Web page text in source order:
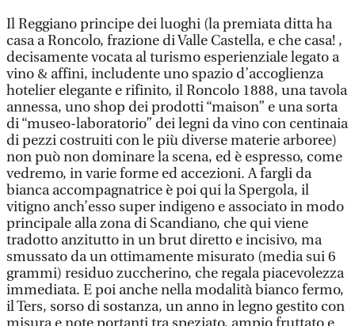
Il Reggiano principe dei luoghi (la premiata ditta ha
casa a Roncolo, frazione di Valle Castella, e che casa! ,
decisamente vocata al turismo esperienziale legato a
vino & affini, includente uno spazio d’accoglienza
hotelier elegante e rifinito, il Roncolo 1888, una tavola
annessa, uno shop dei prodotti “maison” e una sorta
di “museo-laboratorio” dei legni da vino con centinaia
di pezzi costruiti con le più diverse materie arboree)
non può non dominare la scena, ed è espresso, come
vedremo, in varie forme ed accezioni. A fargli da
bianca accompagnatrice è poi qui la Spergola, il
vitigno anch’esso super indigeno e associato in modo
principale alla zona di Scandiano, che qui viene
tradotto anzitutto in un brut diretto e incisivo, ma
smussato da un ottimamente misurato (media sui 6
grammi) residuo zuccherino, che regala piacevolezza
immediata. E poi anche nella modalità bianco fermo,
il Ters, sorso di sostanza, un anno in legno gestito con